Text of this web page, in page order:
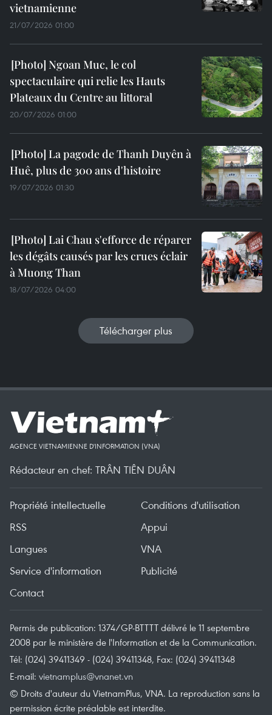
vietnamienne
21/07/2026 01:00
Ngoan Muc, le col
spectaculaire qui relie les Hauts
Plateaux du Centre au littoral
20/07/2026 01:00
La pagode de Thanh Duyên à
Huê, plus de 300 ans d'histoire
19/07/2026 01:30
Lai Chau s'efforce de réparer
les dégâts causés par les crues éclair
à Muong Than
18/07/2026 04:00
Télécharger plus
AGENCE VIETNAMIENNE D'INFORMATION (VNA)
Rédacteur en chef: TRÂN TIÊN DUÂN
Propriété intellectuelle
Conditions d'utilisation
RSS
Appui
Langues
VNA
Service d'information
Publicité
Contact
Permis de publication: 1374/GP-BTTTT délivré le 11 septembre
2008 par le ministère de l'Information et de la Communication.
Tél: (024) 39411349 - (024) 39411348, Fax: (024) 39411348
E-mail: vietnamplus@vnanet.vn
© Droits d'auteur du VietnamPlus, VNA. La reproduction sans la
permission écrite préalable est interdite.